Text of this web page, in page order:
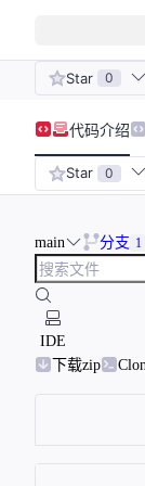
Star 0
代码介绍
Star 0
main 分支 1
IDE
下载zip